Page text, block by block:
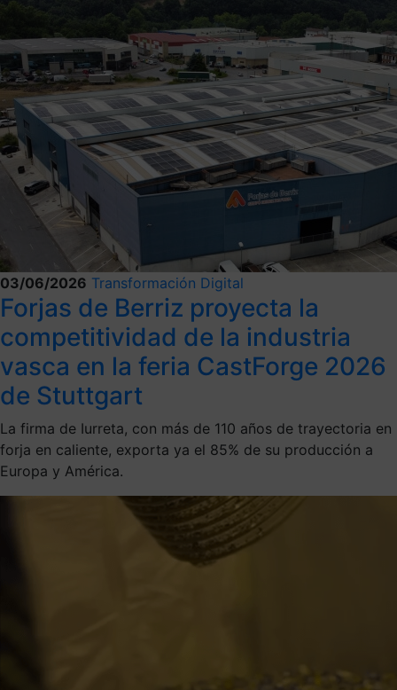
03/06/2026 Transformación Digital
Forjas de Berriz proyecta la
competitividad de la industria
vasca en la feria CastForge 2026
de Stuttgart
La firma de Iurreta, con más de 110 años de trayectoria en
forja en caliente, exporta ya el 85% de su producción a
Europa y América.